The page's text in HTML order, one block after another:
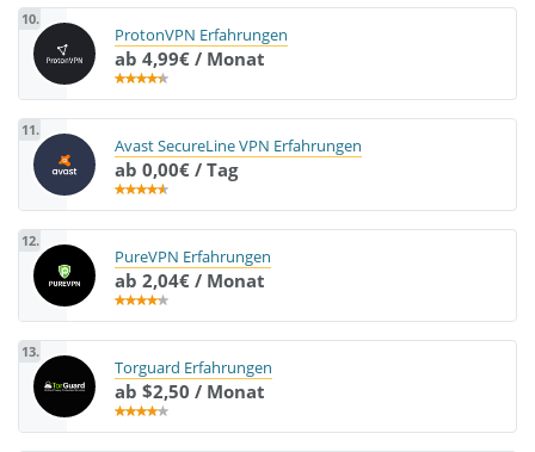
10.
ProtonVPN Erfahrungen
ab 4,99€ / Monat
11.
Avast SecureLine VPN Erfahrungen
ab 0,00€ / Tag
12.
PureVPN Erfahrungen
ab 2,04€ / Monat
13.
Torguard Erfahrungen
ab $2,50 / Monat